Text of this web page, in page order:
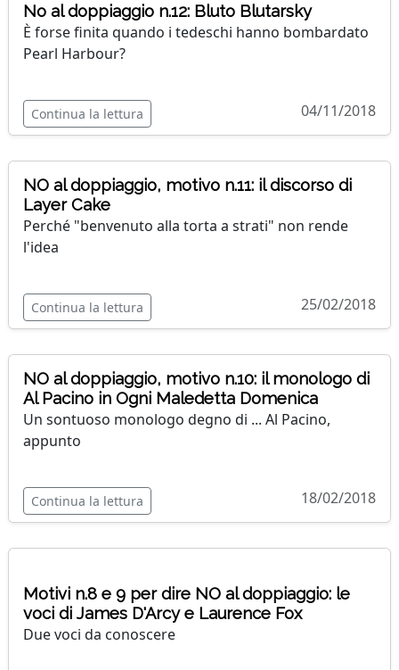
No al doppiaggio n.12: Bluto Blutarsky
È forse finita quando i tedeschi hanno bombardato
Pearl Harbour?
Continua la lettura 04/11/2018
NO al doppiaggio, motivo n.11: il discorso di
Layer Cake
Perché "benvenuto alla torta a strati" non rende
l'idea
Continua la lettura 25/02/2018
NO al doppiaggio, motivo n.10: il monologo di
Al Pacino in Ogni Maledetta Domenica
Un sontuoso monologo degno di ... Al Pacino,
appunto
Continua la lettura 18/02/2018
Motivi n.8 e 9 per dire NO al doppiaggio: le
voci di James D'Arcy e Laurence Fox
Due voci da conoscere